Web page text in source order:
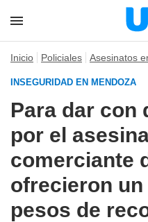
Inicio Policiales Asesinatos
INSEGURIDAD EN MENDOZA
Para dar con
por el
comerciante
ofrecieron
pesos de